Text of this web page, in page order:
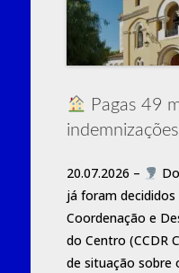
Pagas 49
20.07.2026 –
já foram decididos
Coordenação e
do Centro (CCDR
de situação sobre